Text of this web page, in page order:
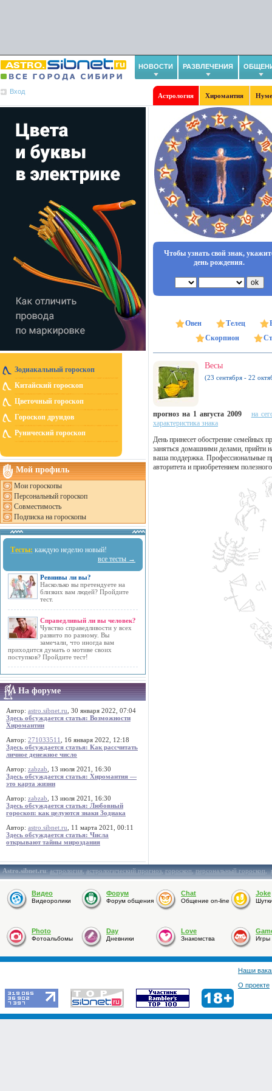
НОВОСТИ РАЗВЛЕЧЕНИЯ
Вход
Астрология Хиромантия
Зодиакальный гороскоп
Китайский гороскоп
Цветочный гороскоп
Гороскоп друидов
Рунический гороскоп
Мой профиль
Мои гороскопы
Персональный гороскоп
Совместимость
Подписка на гороскопы
Тесты: каждую неделю новый!
все тесты →
Ревнивы ли вы?
Насколько вы претендуете на
близких вам людей? Пройдите
тест.
Справедливый ли вы человек?
Чувство справедливости у всех
развито по разному. Вы
замечали, что иногда вам
приходится думать о мотиве своих
поступков? Пройдите тест!
На форуме
Автор: astro.sibnet.ru , 30 января 2022, 07:04
Здесь обсуждается статья: Возможности
Хиромантии
Автор: 271033511
, 16 января 2022, 12:18
Здесь обсуждается статья: Как рассчитать
личное денежное число
Автор: zabzab , 13 июля 2021, 16:30
Здесь обсуждается статья: Хиромантия —
это карта жизни
Автор: zabzab , 13 июля 2021, 16:30
Здесь обсуждается статья: Любовный
гороскоп: как целуются знаки Зодиака
Автор: astro.sibnet.ru , 11 марта 2021, 00:11
Здесь обсуждается статья: Числа
открывают тайны мироздания
Чтобы узнать свой знак,
день рождения.
Овен Телец
Скорпион
Весы
(23 сентября - 22
прогноз на 1 августа 2009
на
характеристика знака
День принесет обострение семейных
заняться домашними делами, прийти
ваша поддержка. Профессиональные
авторитета и приобретением
Astro.sibnet.ru:астрология,астрологический прогноз,гороскоп,персональный гороскоп,
Видео
Видеоролики
Форум
Форум общения
Chat
Общение on-line
Joke
Photo
Фотоальбомы
Day
Дневники
Love
Знакомства Игры
Наши
О проекте